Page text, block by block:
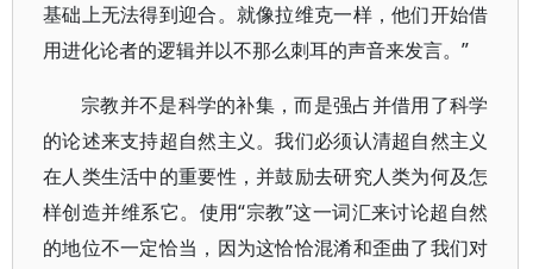
基础上无法得到迎合。就像拉维克一样，他们开始借
用进化论者的逻辑并以不那么刺耳的声音来发言。”
宗教并不是科学的补集，而是强占并借用了科学
的论述来支持超自然主义。我们必须认清超自然主义
在人类生活中的重要性，并鼓励去研究人类为何及怎
样创造并维系它。使用“宗教”这一词汇来讨论超自然
的地位不一定恰当，因为这恰恰混淆和歪曲了我们对